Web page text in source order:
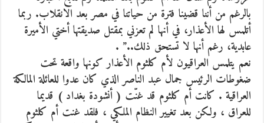
بالرغم من أننا قضينا فترة من حياتنا في مصر بعد الانقلاب. ربما
أتلمس لها الأعذار، في أنها لم تعزني بمقتل صديقتها أختي الأميرة
عابدية، رغم أنها لا تستحق ذلك..” .
نعم يتلمس العراقيون لأم كلثوم الأعذار كونها واقعة تحت
ضغوطات الرئيس جمال عبد الناصر الذي كان عدوا للعائلة المالكة
العراقية . كانت أم كلثوم قد غنّت ( أنشودة بغداد ) قديما
للعراق ، ولكن بعد تغيير النظام الملكي ، فلقد غنت أم كلثوم